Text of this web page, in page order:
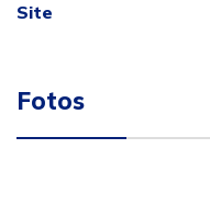
Site
Fotos